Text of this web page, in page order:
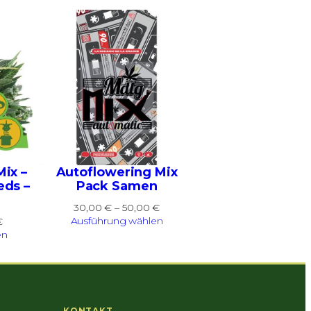
–
–
Preisspanne:
18,00 €
27,00 €
Autoflowering Mix
Pack Samen
30,00€ –50,00€Preisspanne:
30,00 €
Ausführung wählen